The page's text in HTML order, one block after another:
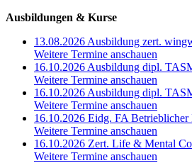
Ausbildungen & Kurse
13.08.2026 Ausbildung zert.
Weitere Termine anschauen
16.10.2026 Ausbildung dipl.
Weitere Termine anschauen
16.10.2026 Ausbildung dipl.
Weitere Termine anschauen
16.10.2026 Eidg. FA Betrieblicher
Weitere Termine anschauen
16.10.2026 Zert. Life & Mental
Weitere Termine anschauen